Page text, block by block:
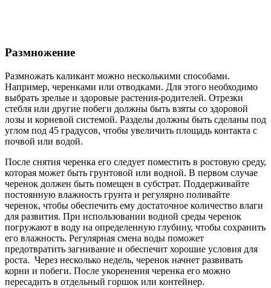
Размножение
Размножать каликант можно несколькими способами.
Например, черенками или отводками. Для этого необходимо
выбрать зрелые и здоровые растения-родителей. Отрезки
стебля или другие побеги должны быть взяты со здоровой
лозы и корневой системой. Разделы должны быть сделаны под
углом под 45 градусов, чтобы увеличить площадь контакта с
почвой или водой.
После снятия черенка его следует поместить в ростовую среду,
которая может быть грунтовой или водной. В первом случае
черенок должен быть помещен в субстрат. Поддерживайте
постоянную влажность грунта и регулярно поливайте
черенок, чтобы обеспечить ему достаточное количество влаги
для развития. При использовании водной среды черенок
погружают в воду на определенную глубину, чтобы сохранить
его влажность. Регулярная смена воды поможет
предотвратить загнивание и обеспечит хорошие условия для
роста. Через несколько недель, черенок начнет развивать
корни и побеги. После укоренения черенка его можно
пересадить в отдельный горшок или контейнер.